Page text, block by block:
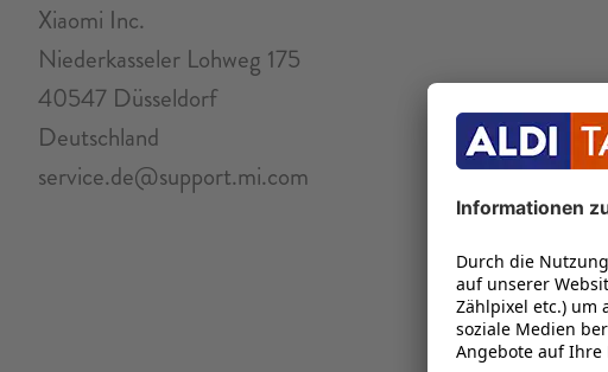
Xiaomi Inc.
Niederkasseler Lohweg 175
40547 Düsseldorf
Deutschland
service.de@support.mi.com